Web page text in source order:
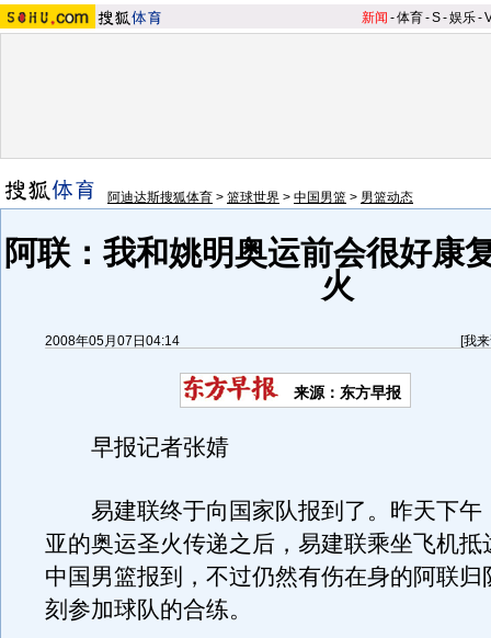
新闻 -体育-S-娱乐-
阿迪达斯搜狐体育 > 篮球世界 > 中国男篮 > 男篮动态
阿联：我和姚明奥运前会很好康
火
2008年05月07日04:14 [我
来源：东方早报
早报记者张婧
易建联终于向国家队报到了。昨天下午
亚的奥运圣火传递之后，易建联乘坐飞机抵
中国男篮报到，不过仍然有伤在身的阿联归
刻参加球队的合练。